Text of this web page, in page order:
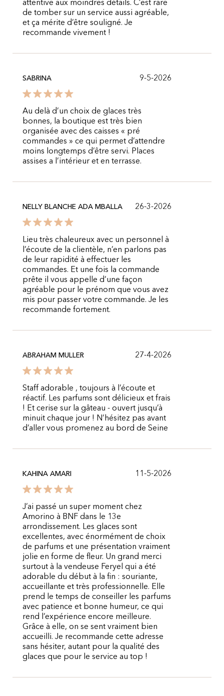
attentive aux moindres détails. C’est rare
de tomber sur un service aussi agréable,
et ça mérite d’être souligné. Je
recommande vivement !
SABRINA 9-5-2026
Au delà d’un choix de glaces très
bonnes, la boutique est très bien
organisée avec des caisses « pré
commandes » ce qui permet d’attendre
moins longtemps d’être servi. Places
assises a l’intérieur et en terrasse.
NELLY BLANCHE ADA MBALLA 26-3-2026
Lieu très chaleureux avec un personnel à
l’écoute de la clientèle, n’en parlons pas
de leur rapidité à effectuer les
commandes. Et une fois la commande
prête il vous appelle d’une façon
agréable pour le prénom que vous avez
mis pour passer votre commande. Je les
recommande fortement.
ABRAHAM MULLER 27-4-2026
Staff adorable , toujours à l’écoute et
réactif. Les parfums sont délicieux et frais
! Et cerise sur la gâteau - ouvert jusqu’à
minuit chaque jour ! N’hésitez pas avant
d’aller vous promenez au bord de Seine
KAHINA AMARI 11-5-2026
J’ai passé un super moment chez
Amorino à BNF dans le 13e
arrondissement. Les glaces sont
excellentes, avec énormément de choix
de parfums et une présentation vraiment
jolie en forme de fleur. Un grand merci
surtout à la vendeuse Feryel qui a été
adorable du début à la fin : souriante,
accueillante et très professionnelle. Elle
prend le temps de conseiller les parfums
avec patience et bonne humeur, ce qui
rend l’expérience encore meilleure.
Grâce à elle, on se sent vraiment bien
accueilli. Je recommande cette adresse
sans hésiter, autant pour la qualité des
glaces que pour le service au top !